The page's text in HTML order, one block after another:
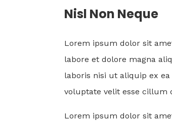
Nisl Non Neque
Lorem ipsum dolor sit
labore et dolore magna
laboris nisi ut aliquip ex
voluptate velit esse cillum
Lorem ipsum dolor sit